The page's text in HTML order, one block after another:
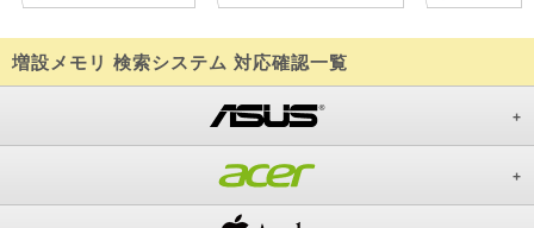
増設メモリ 検索システム 対応確認一覧